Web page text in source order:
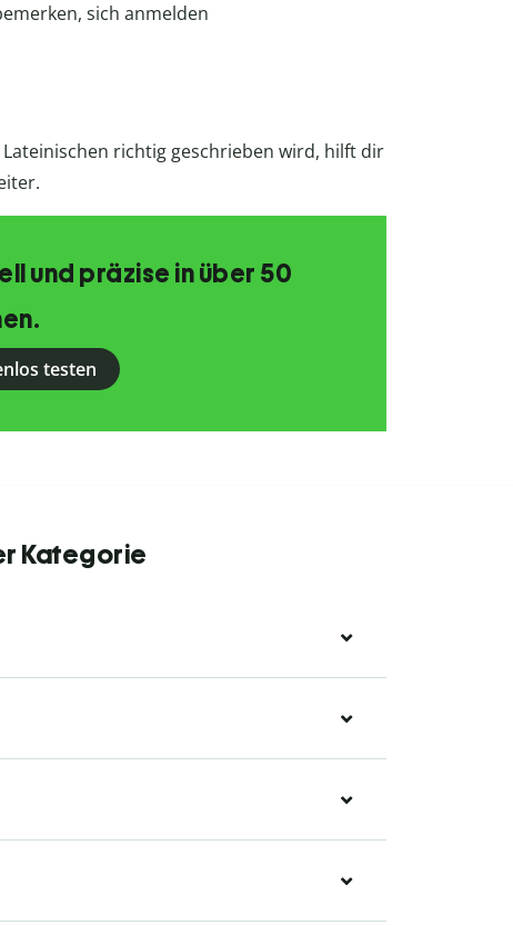
sich anmelden
richtig geschrieben wird, hilft dir
und präzise in über 50
testen
Kategorie